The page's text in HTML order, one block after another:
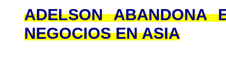
ADELSON ABANDONA
NEGOCIOS EN ASIA